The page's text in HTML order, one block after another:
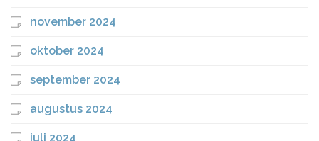
november 2024
oktober 2024
september 2024
augustus 2024
juli 2024